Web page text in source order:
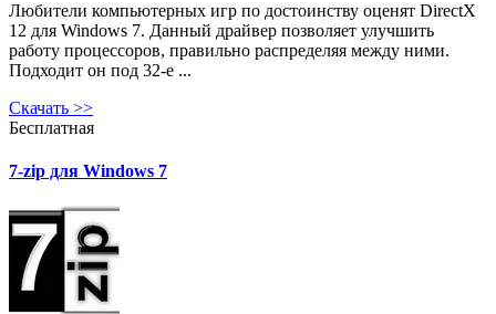
Любители компьютерных игр по достоинству оценят DirectX
12 для Windows 7. Данный драйвер позволяет улучшить
работу процессоров, правильно распределяя между ними.
Подходит он под 32-е ...
Скачать >>
Бесплатная
7-zip для Windows 7